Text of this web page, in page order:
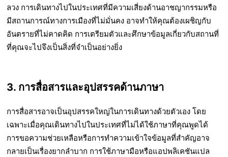
ลวง การเดินทางไปในประเทศที่มีความเสี่ยงด้านอาชญากรรมหรือ
มีสถานการณ์ทางการเมืองที่ไม่มั่นคง อาจทำให้คุณต้องเผชิญกับ
อันตรายที่ไม่คาดคิด การเตรียมตัวและศึกษาข้อมูลเกี่ยวกับสถานที่
ที่คุณจะไปจึงเป็นสิ่งที่จำเป็นอย่างยิ่ง
3. การสื่อสารและอุปสรรคด้านภาษา
การสื่อสารอาจเป็นอุปสรรคใหญ่ในการเดินทางด้วยตัวเอง โดย
เฉพาะเมื่อคุณเดินทางไปในประเทศที่ไม่ได้ใช้ภาษาที่คุณพูดได้
การขอความช่วยเหลือหรือการทำความเข้าใจข้อมูลที่สำคัญอาจ
กลายเป็นเรื่องยากลำบาก การใช้ภาษามือหรือแอปพลิเคชันแปล